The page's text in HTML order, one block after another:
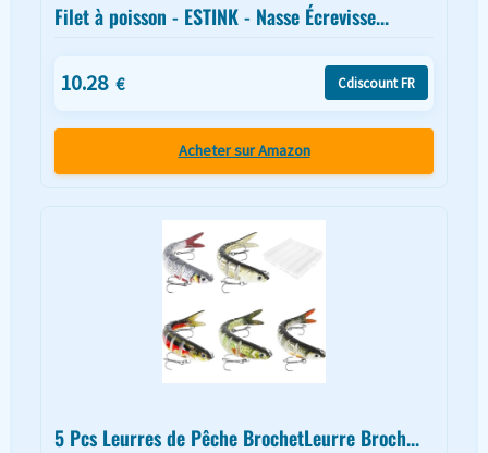
Filet à poisson - ESTINK - Nasse Écrevisse...
10.28 € Cdiscount FR
Acheter sur Amazon
5 Pcs Leurres de Pêche BrochetLeurre Broch...